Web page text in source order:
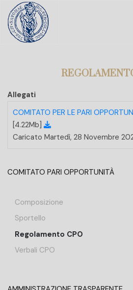
Allegati
COMITATO PER LE PARI
[4.22Mb]
Caricato Martedì, 28 Novembre
COMITATO PARI OPPORTUNITÀ
Composizione
Sportello
Regolamento CPO
Verbali CPO